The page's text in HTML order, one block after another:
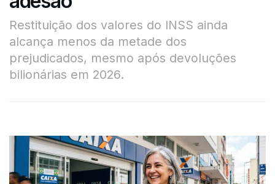
Restituição dos valores do INSS ainda
alcança menos da metade dos
prejudicados, mesmo após devoluções
bilionárias em 2026.